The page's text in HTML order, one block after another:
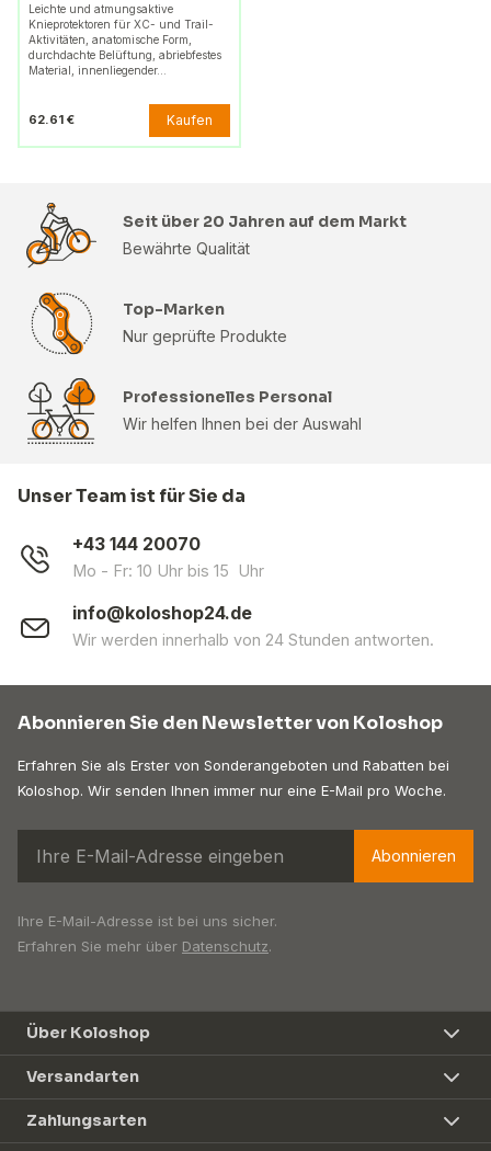
Leichte und atmungsaktive
Knieprotektoren für XC- und Trail-
Aktivitäten, anatomische Form,
durchdachte Belüftung, abriebfestes
Material, innenliegender…
62.61 € Kaufen
Seit über 20 Jahren auf dem Markt
Bewährte Qualität
Top-Marken
Nur geprüfte Produkte
Professionelles Personal
Wir helfen Ihnen bei der Auswahl
Unser Team ist für Sie da
+43 144 20070
Mo - Fr: 10 Uhr bis 15 Uhr
info@koloshop24.de
Wir werden innerhalb von 24 Stunden antworten.
Abonnieren Sie den Newsletter von Koloshop
Erfahren Sie als Erster von Sonderangeboten und Rabatten bei
Koloshop. Wir senden Ihnen immer nur eine E-Mail pro Woche.
Abonnieren
Ihre E-Mail-Adresse ist bei uns sicher.
Erfahren Sie mehr über Datenschutz.
Über Koloshop
Versandarten
Zahlungsarten